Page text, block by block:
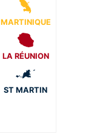
MARTINIQUE
LA RÉUNION
ST MARTIN